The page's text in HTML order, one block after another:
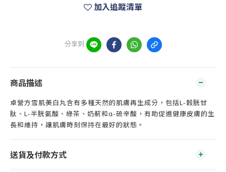
加入追蹤清單
分享到
商品描述
卓營方雪肌美白丸含有多種天然的肌膚再生成分，包括L-穀胱甘
肽、L-半胱氨酸、綠茶、奶薊和α-硫辛酸，有助促進健康皮膚的生
長和維持，讓肌膚時刻保持在最好的狀態。
送貨及付款方式